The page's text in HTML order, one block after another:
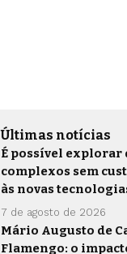
Últimas notícias
É possível
complexos sem
às novas
7 de agosto de 2026
Mário Augusto de
Flamengo: o